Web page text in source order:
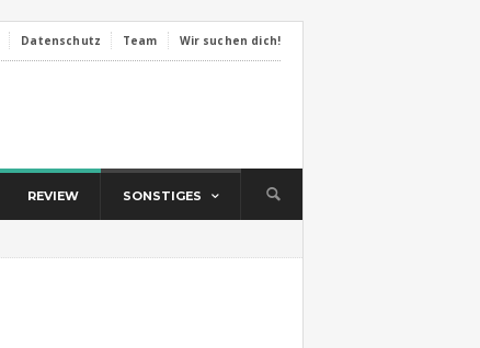
Datenschutz Team Wir suchen dich!
REVIEW SONSTIGES